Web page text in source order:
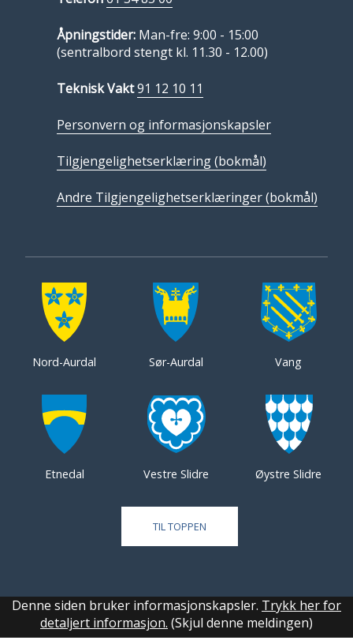
Åpningstider: Man-fre: 9:00 - 15:00
(sentralbord stengt kl. 11.30 - 12.00)
Teknisk Vakt91 12 10 11
Personvern og informasjonskapsler
Tilgjengelighetserklæring (bokmål)
Andre Tilgjengelighetserklæringer (bokmål)
Nord-Aurdal Sør-Aurdal Vang
Etnedal Vestre Slidre Øystre Slidre
TIL TOPPEN
Denne siden bruker informasjonskapsler. Trykk her for
detaljert informasjon. (Skjul denne meldingen)